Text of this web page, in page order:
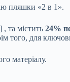
пляшки «2 в 1».
, та містить 24%
того, для
матеріалу.